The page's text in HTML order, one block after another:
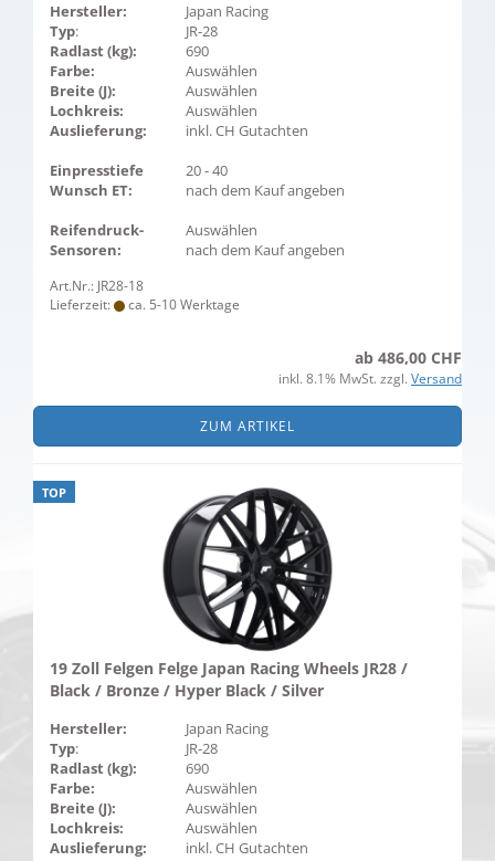
Hersteller:
Japan Racing
Typ:
JR-28
Radlast (kg):
690
Farbe:
Auswählen
Breite (J):
Auswählen
Lochkreis:
Auswählen
Auslieferung:
inkl. CH Gutachten
Einpresstiefe
Wunsch ET:
20 - 40
nach dem Kauf angeben
Reifendruck-
Sensoren:
Auswählen
nach dem Kauf angeben
Art.Nr.: JR28-18
Lieferzeit:
ca. 5-10 Werktage
ab 486,00 CHF
inkl. 8.1% MwSt. zzgl. Versand
ZUM ARTIKEL
TOP
19 Zoll Felgen Felge Japan Racing Wheels JR28 /
Black / Bronze / Hyper Black / Silver
Hersteller:
Japan Racing
Typ:
JR-28
Radlast (kg):
690
Farbe:
Auswählen
Breite (J):
Auswählen
Lochkreis:
Auswählen
Auslieferung:
inkl. CH Gutachten